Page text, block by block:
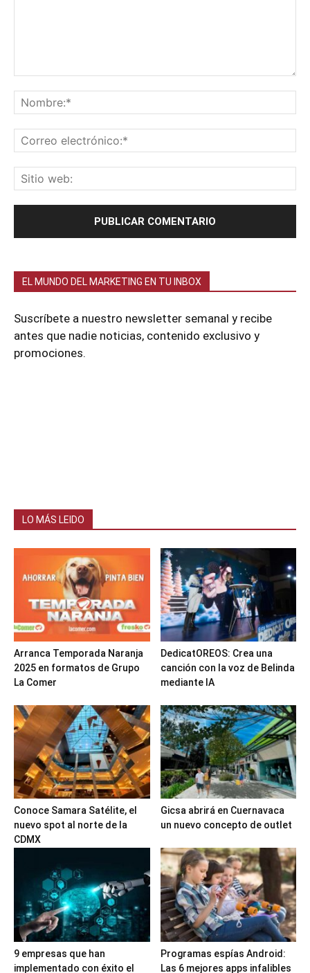
EL MUNDO DEL MARKETING EN TU INBOX
Suscríbete a nuestro newsletter semanal y recibe
antes que nadie noticias, contenido exclusivo y
promociones.
LO MÁS LEIDO
Arranca Temporada Naranja
2025 en formatos de Grupo
La Comer
DedicatOREOS: Crea una
canción con la voz de Belinda
mediante IA
Conoce Samara Satélite, el
nuevo spot al norte de la
CDMX
Gicsa abrirá en Cuernavaca
un nuevo concepto de outlet
9 empresas que han
implementado con éxito el
Programas espías Android:
Las 6 mejores apps infalibles